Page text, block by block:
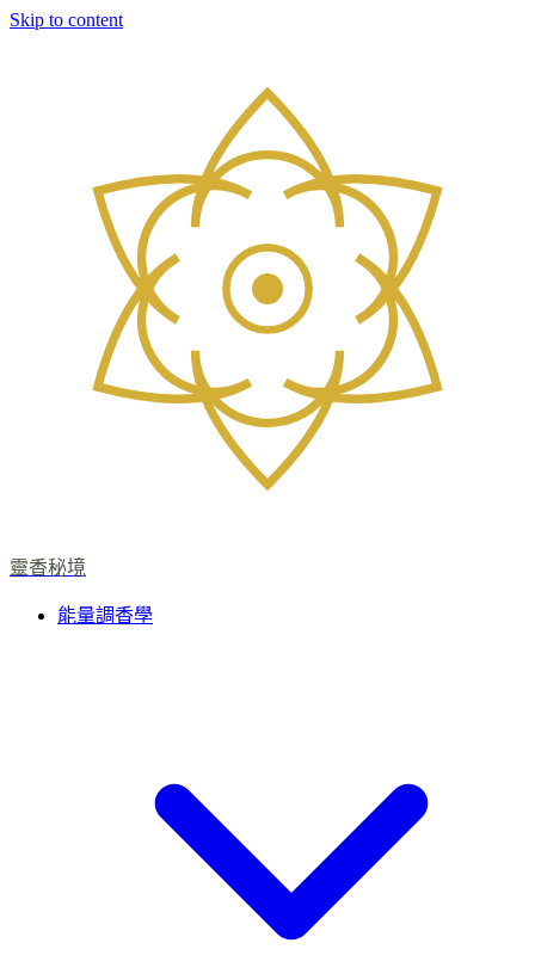
Skip to content
靈香秘境
能量調香學